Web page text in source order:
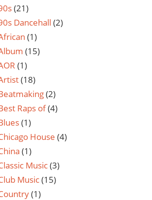
(21)
Dancehall (2)
(1)
(15)
(1)
(18)
(2)
Raps of(4)
(1)
House (4)
(1)
Music(3)
Music(15)
(1)